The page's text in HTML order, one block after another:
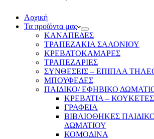
Αρχική
Τα προϊόντα μας
ΚΑΝΑΠΕΔΕΣ
ΤΡΑΠΕΖΑΚΙΑ ΣΑΛΟΝΙΟΥ
ΚΡΕΒΑΤΟΚΑΜΑΡΕΣ
ΤΡΑΠΕΖΑΡΙΕΣ
ΣΥΝΘΕΣΕΙΣ – ΕΠΙΠΛΑ
ΜΠΟΥΦΕΔΕΣ
ΠΑΙΔΙΚΟ/ ΕΦΗΒΙΚΟ
ΚΡΕΒΑΤΙΑ – ΚΟΥΚΕΤΕΣ
ΓΡΑΦΕΙΑ
ΒΙΒΛΙΟΘΗΚΕΣ
ΔΩΜΑΤΙΟΥ
ΚΟΜΟΔΙΝΑ